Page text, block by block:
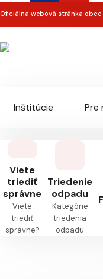
Oficiálna webová stránka obce
Inštitúcie Pre
Viete
triediť
správne
Viete
triediť
spravne?
Triedenie
odpadu
Kategórie
triedenia
odpadu